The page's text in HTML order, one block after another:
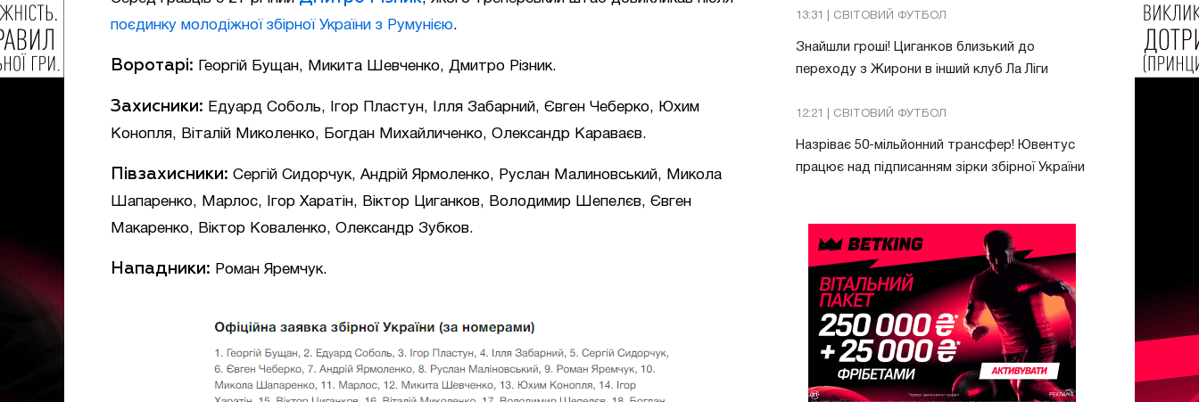
13:31 | СВІТОВИЙ ФУТБОЛ
Знайшли гроші! Циганков близький до
переходу з Жирони в інший клуб Ла Ліги
12:21 | СВІТОВИЙ ФУТБОЛ
Назріває 50-мільйонний трансфер! Ювентус
працює над підписанням зірки збірної України
поєдинку молодіжної збірної України з Румунією.
Воротарі: Георгій Бущан, Микита Шевченко, Дмитро Різник.
Захисники: Едуард Соболь, Ігор Пластун, Ілля Забарний, Євген Чеберко, Юхим
Конопля, Віталій Миколенко, Богдан Михайличенко, Олександр Караваєв.
Півзахисники: Сергій Сидорчук, Андрій Ярмоленко, Руслан Малиновський, Микола
Шапаренко, Марлос, Ігор Харатін, Віктор Циганков, Володимир Шепелєв, Євген
Макаренко, Віктор Коваленко, Олександр Зубков.
Нападники: Роман Яремчук.